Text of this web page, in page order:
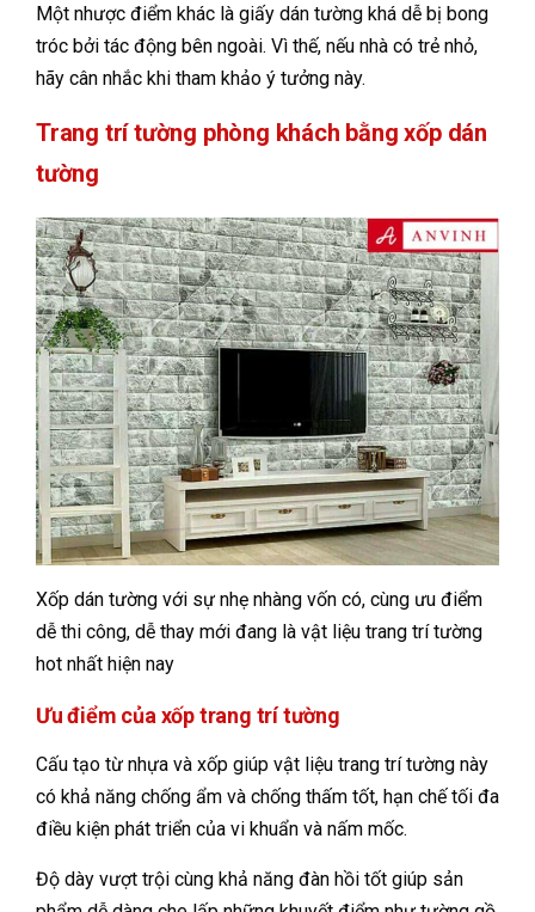
Một nhược điểm khác là giấy dán tường khá dễ bị bong
tróc bởi tác động bên ngoài. Vì thế, nếu nhà có trẻ nhỏ,
hãy cân nhắc khi tham khảo ý tưởng này.
Trang trí tường phòng khách bằng xốp dán
tường
Xốp dán tường với sự nhẹ nhàng vốn có, cùng ưu điểm
dễ thi công, dễ thay mới đang là vật liệu trang trí tường
hot nhất hiện nay
Ưu điểm của xốp trang trí tường
Cấu tạo từ nhựa và xốp giúp vật liệu trang trí tường này
có khả năng chống ẩm và chống thấm tốt, hạn chế tối đa
điều kiện phát triển của vi khuẩn và nấm mốc.
Độ dày vượt trội cùng khả năng đàn hồi tốt giúp sản